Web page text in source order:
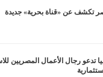
تكشف عن «قناة بحرية» جديدة
تدعو رجال الأعمال المصريين